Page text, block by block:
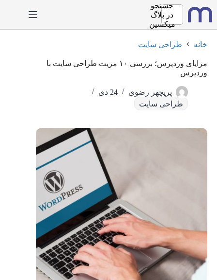
به
محتوا
جستجو
در بلاگ
میکسین
خانه طراحی سایت
مزایای وردپرس؛ بررسی ۱۰ مزیت طراحی سایت با
وردپرس
پریچهر رضوی
24 دی
طراحی سایت